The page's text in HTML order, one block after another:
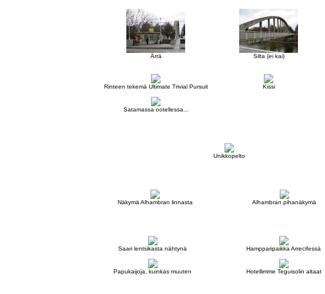
Ärrä Silta (ei kai)
Rinteen tekemä Ultimate Trivial Pursuit Kissi
Satamassa ootellessa...
Unikkopelto
Näkymä Alhambran linnasta Alhambran pihanäkymä
Saari lentsikasta nähtynä Hampparipaikka Arrecifessä
Papukaijoja, kuinkas muuten Hotellimme Teguisolin altaat